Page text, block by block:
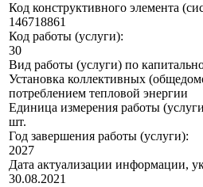
Код конструктивного элемента
146718861
Код работы (услуги):
30
Вид работы (услуги) по
Установка коллективных
потреблением тепловой энергии
Единица измерения работы
шт.
Год завершения работы (услуги):
2027
Дата актуализации информации,
30.08.2021